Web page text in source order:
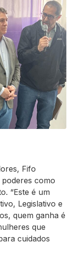
Fifo
como
“Este é um
Legislativo e
quem ganha é
que
cuidados